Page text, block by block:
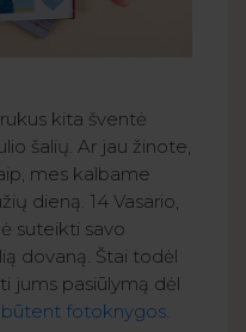
kita šventė
šalių. Ar jau žinote,
mes kalbame
dieną. 14 Vasario,
suteikti savo
dovaną. Štai todėl
jums pasiūlymą dėl
būtent fotoknygos.